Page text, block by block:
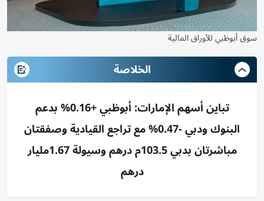
سوق أبوظبي للأوراق المالية
الخلاصة
تباين أسهم الإمارات: أبوظبي +0.16% بدعم
البنوك ودبي -0.47% مع تراجع القيادية وصفقتان
مباشرتان بدبي 103.5م درهم وسيولة 1.67مليار
درهم